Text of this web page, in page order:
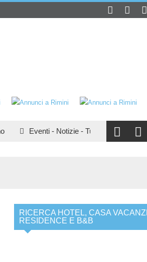
Eventi-Notizie-Turismo San Marino
RICERCA HOTEL, CASA
RESIDENCE E B&B